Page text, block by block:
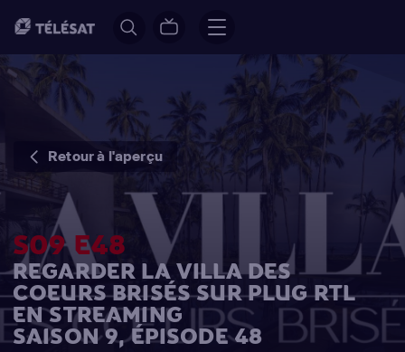
Retour à l'aperçu
S09 E48
REGARDER LA VILLA DES
COEURS BRISÉS SUR PLUG RTL
EN STREAMING
SAISON 9, ÉPISODE 48